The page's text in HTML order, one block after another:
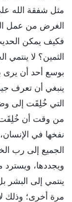
مثل شفقة الله
الغرض من عمل
فكيف يمكن
الثمين؟ لا
بوسع أحد أن
ينبغي أن تعرف
التي خُلِقَت إلى
من وقت أن خُلِقَت.
نفخها في
الجميع إلى رب
ويجددها، ويسترد
ينتمي إلى البشر
مرة أخرى؛ وذلك